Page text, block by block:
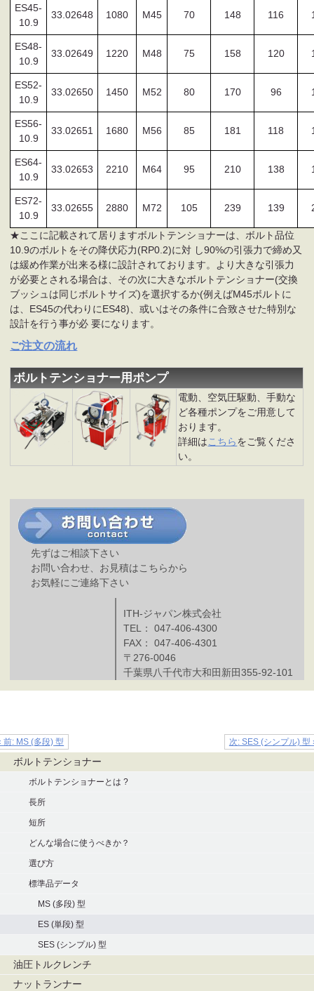
ES45-
10.9
33.02648 1080 M45 70 148 116
ES48-
10.9
33.02649 1220 M48 75 158 120
ES52-
10.9
33.02650 1450 M52 80 170 96
ES56-
10.9
33.02651 1680 M56 85 181 118
ES64-
10.9
33.02653 2210 M64 95 210 138
ES72-
10.9
33.02655 2880 M72 105 239 139
★ここに記載されて居りますボルトテンショナーは、ボルト品位
10.9のボルトをその降伏応力(RP0.2)に対 し90%の引張力で締め又
は緩め作業が出来る様に設計されております。より大きな引張力
が必要とされる場合は、その次に大きなボルトテンショナー(交換
ブッシュは同じボルトサイズ)を選択するか(例えばM45ボルトに
は、ES45の代わりにES48)、或いはその条件に合致させた特別な
設計を行う事が必 要になります。
ご注文の流れ
ボルトテンショナー用ポンプ
電動、空気圧駆動、手動な
ど各種ポンプをご用意して
おります。
詳細はこちらをご覧くださ
い。
先ずはご相談下さい
お問い合わせ、お見積はこちらから
お気軽にご連絡下さい
ITH-ジャパン株式会社
TEL： 047-406-4300
FAX： 047-406-4301
〒276-0046
千葉県八千代市大和田新田355-92-101
前: MS (多段) 型 次: SES (シンプル) 型
ボルトテンショナー
ボルトテンショナーとは ?
長所
短所
どんな場合に使うべきか？
選び方
標準品データ
MS (多段) 型
ES (単段) 型
SES (シンプル) 型
油圧トルクレンチ
ナットランナー